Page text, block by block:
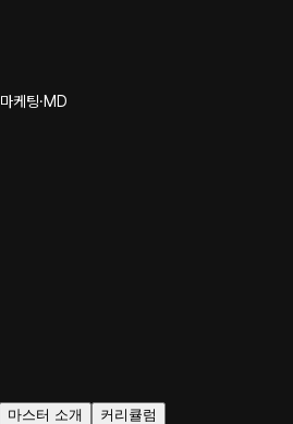
마케팅·MD
마스터 소개 커리큘럼